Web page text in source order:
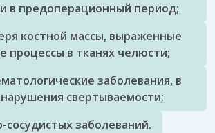
в предоперационный период;
костной массы, выраженные
процессы в тканях челюсти;
заболевания, в
свертываемости;
сосудистых заболеваний.